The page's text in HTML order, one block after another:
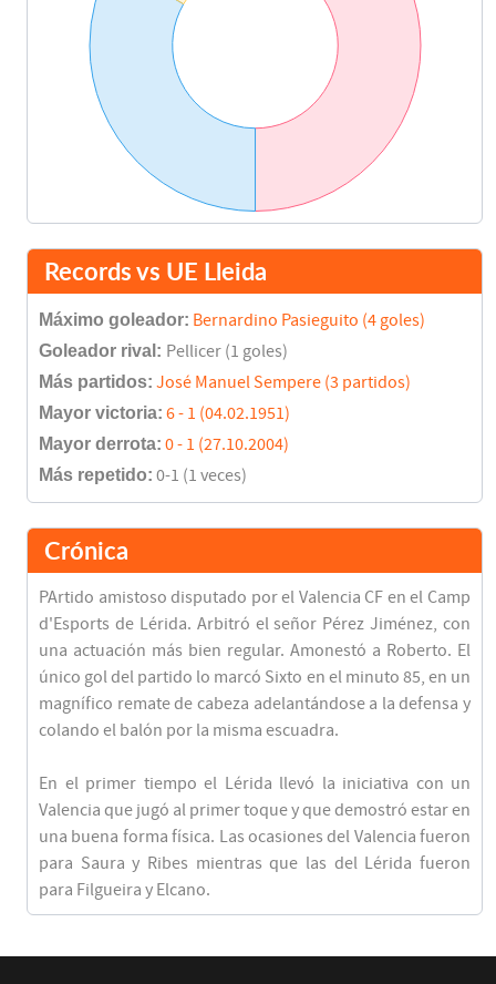
Records vs UE Lleida
Máximo goleador: Bernardino Pasieguito (4 goles)
Goleador rival: Pellicer (1 goles)
Más partidos: José Manuel Sempere (3 partidos)
Mayor victoria: 6 - 1 (04.02.1951)
Mayor derrota: 0 - 1 (27.10.2004)
Más repetido: 0-1 (1 veces)
Crónica
PArtido amistoso disputado por el Valencia CF en el Camp
d'Esports de Lérida. Arbitró el señor Pérez Jiménez, con
una actuación más bien regular. Amonestó a Roberto. El
único gol del partido lo marcó Sixto en el minuto 85, en un
magnífico remate de cabeza adelantándose a la defensa y
colando el balón por la misma escuadra.
En el primer tiempo el Lérida llevó la iniciativa con un
Valencia que jugó al primer toque y que demostró estar en
una buena forma física. Las ocasiones del Valencia fueron
para Saura y Ribes mientras que las del Lérida fueron
para Filgueira y Elcano.